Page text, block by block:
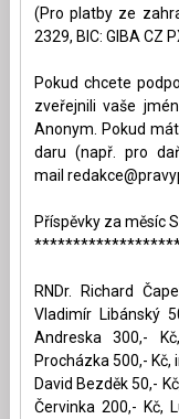
(Pro platby ze
2329, BIC: GIBA CZ
Pokud chcete
zveřejnili vaše
Anonym. Pokud
daru (např. pro
mail
Příspěvky za měsíc
RNDr. Richard
Vladimír Libánský
Andreska 300,-
Procházka 500,- Kč,
David Bezděk 50,-
Červinka 200,- Kč,